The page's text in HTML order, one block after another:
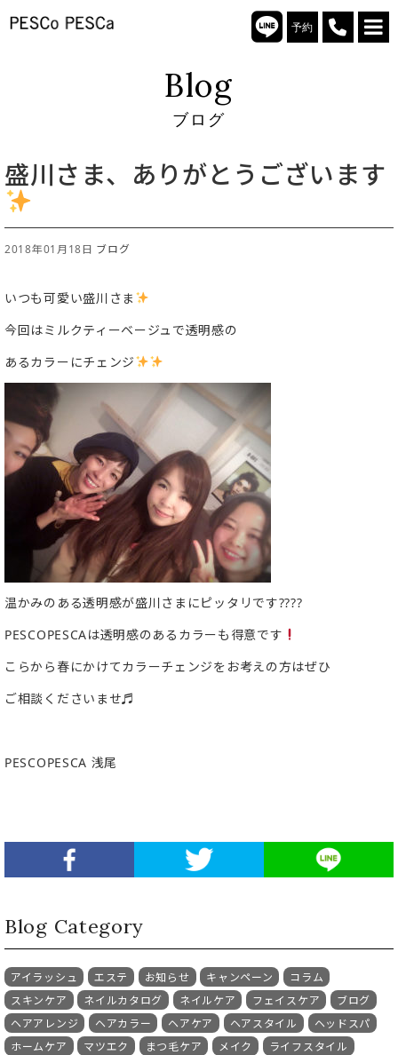
予約
Blog
ブログ
盛川さま、ありがとうございます
2018年01月18日 ブログ
いつも可愛い盛川さま
今回はミルクティーベージュで透明感の
あるカラーにチェンジ
温かみのある透明感が盛川さまにピッタリです????
PESCOPESCAは透明感のあるカラーも得意です
こらから春にかけてカラーチェンジをお考えの方はぜひ
ご相談くださいませ♬
PESCOPESCA 浅尾
Blog Category
アイラッシュ エステ お知らせ キャンペーン
コラム
スキンケア
ネイルカタログ ネイルケア フェイスケア
ブログ
ヘアアレンジ
ヘアカラー ヘアケア ヘアスタイル
ヘッドスパ
ホームケア
マツエク まつ毛ケア メイク
ライフスタイル